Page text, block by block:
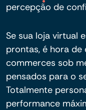
percepção de
Se sua loja virtual
prontas, é hora de
commerces sob
pensados para o
Totalmente
performance